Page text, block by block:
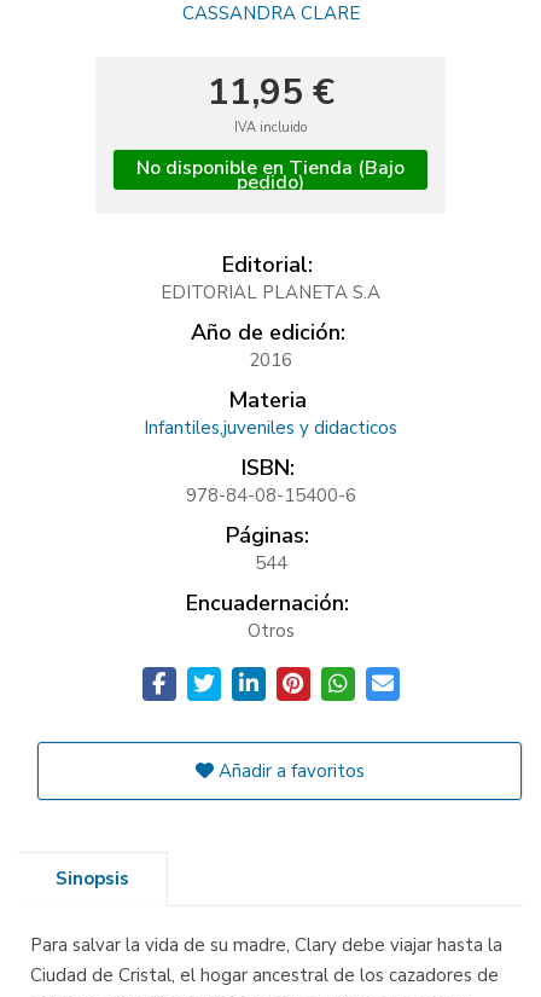
CASSANDRA CLARE
11,95 €
IVA incluido
No disponible en Tienda (Bajo
pedido)
Editorial:
EDITORIAL PLANETA S.A
Año de edición:
2016
Materia
Infantiles,juveniles y didacticos
ISBN:
978-84-08-15400-6
Páginas:
544
Encuadernación:
Otros
Añadir a favoritos
Sinopsis
Para salvar la vida de su madre, Clary debe viajar hasta la
Ciudad de Cristal, el hogar ancestral de los cazadores de